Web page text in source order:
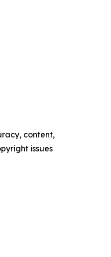
content,
issues